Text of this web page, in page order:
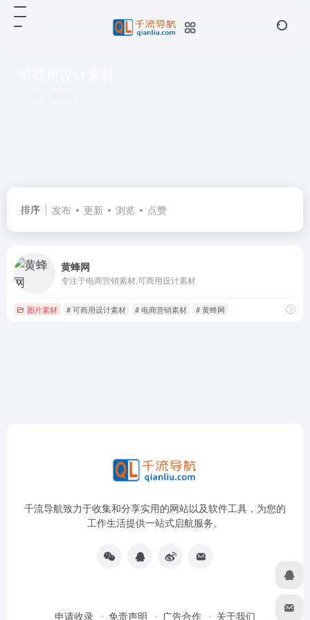
排序 发布 更新 浏览 点赞
黄蜂网
专注于电商营销素材,可商用设计素材
图片素材 # 可商用设计素材 # 电商营销素材 # 黄蜂网
千流导航致力于收集和分享实用的网站以及软件工具，为您的
工作生活提供一站式启航服务。
申请收录 免责声明 广告合作 关于我们